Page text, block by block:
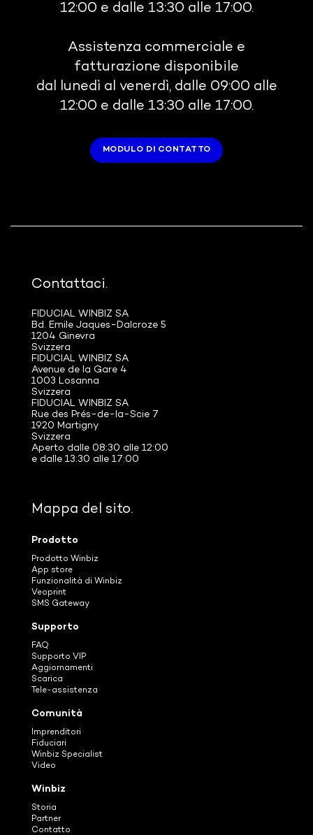
12:00 e dalle 13:30 alle 17:00.
Assistenza commerciale e
fatturazione disponibile
dal lunedì al venerdì, dalle 09:00 alle
12:00 e dalle 13:30 alle 17:00.
MODULO DI CONTATTO
Contattaci.
FIDUCIAL WINBIZ SA
Bd. Emile Jaques-Dalcroze 5
1204 Ginevra
Svizzera
FIDUCIAL WINBIZ SA
Avenue de la Gare 4
1003 Losanna
Svizzera
FIDUCIAL WINBIZ SA
Rue des Prés-de-la-Scie 7
1920 Martigny
Svizzera
Aperto dalle 08:30 alle 12:00
e dalle 13:30 alle 17:00
Mappa del sito.
Prodotto
Prodotto Winbiz
App store
Funzionalità di Winbiz
Veoprint
SMS Gateway
Supporto
FAQ
Supporto VIP
Aggiornamenti
Scarica
Tele-assistenza
Comunità
Imprenditori
Fiduciari
Winbiz Specialist
Video
Winbiz
Storia
Partner
Contatto